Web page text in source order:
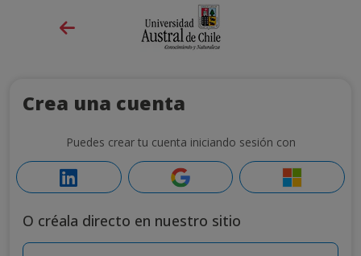
Crea una cuenta
Puedes crear tu cuenta iniciando sesión con
O créala directo en nuestro sitio
Escribe tu nombre